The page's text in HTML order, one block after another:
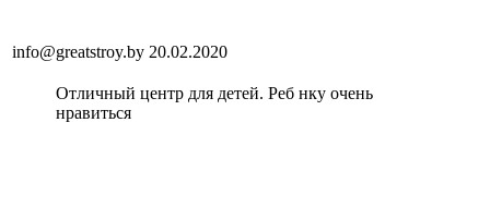
info@greatstroy.by 20.02.2020
Отличный центр для детей. Реб нку очень
нравиться